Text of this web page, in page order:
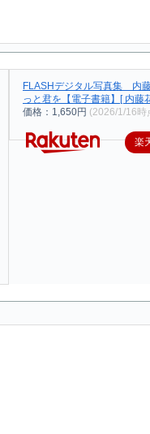
FLASHデジタル写真集 内
っと君を【電子書籍】[ 内藤
価格：1,650円 (2026/1/16時
楽